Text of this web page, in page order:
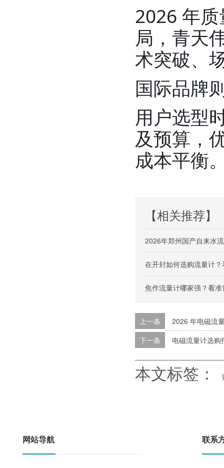
2026 年
局，青天
术突破、
国际品牌
用户选型
及预算，
成本平衡
【相关推荐】
2026年郑州国产自来水
在开封如何选购流量计
焦作流量计哪家强？看
上一条
2026 年电磁流
下一条
电磁流量计选
本文标签：
网站导航 联系